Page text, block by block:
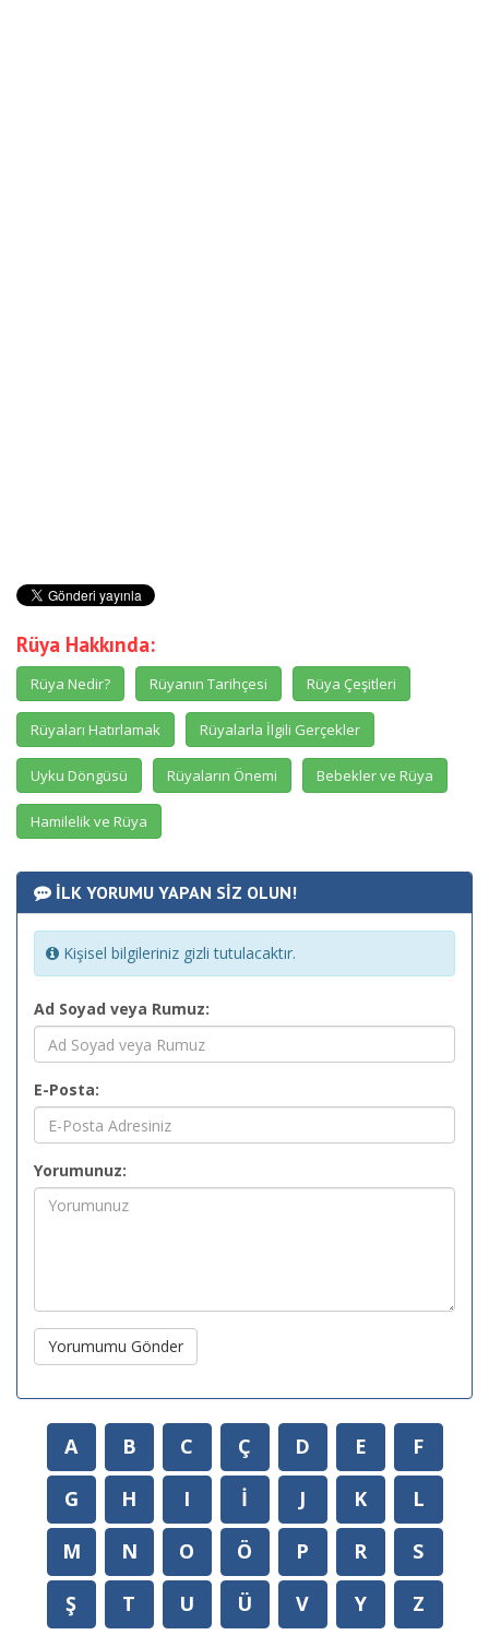
Rüya Hakkında:
Rüya Nedir? Rüyanın Tarihçesi Rüya Çeşitleri
Rüyaları Hatırlamak Rüyalarla İlgili Gerçekler
Uyku Döngüsü Rüyaların Önemi Bebekler ve Rüya
Hamilelik ve Rüya
İLK YORUMU YAPAN SİZ OLUN!
Kişisel bilgileriniz gizli tutulacaktır.
Ad Soyad veya Rumuz:
E-Posta:
Yorumunuz:
Yorumumu Gönder
A B C Ç D E
F
G
H I İ J K
L
M
N O Ö P R
S
Ş
T U Ü V Y Z